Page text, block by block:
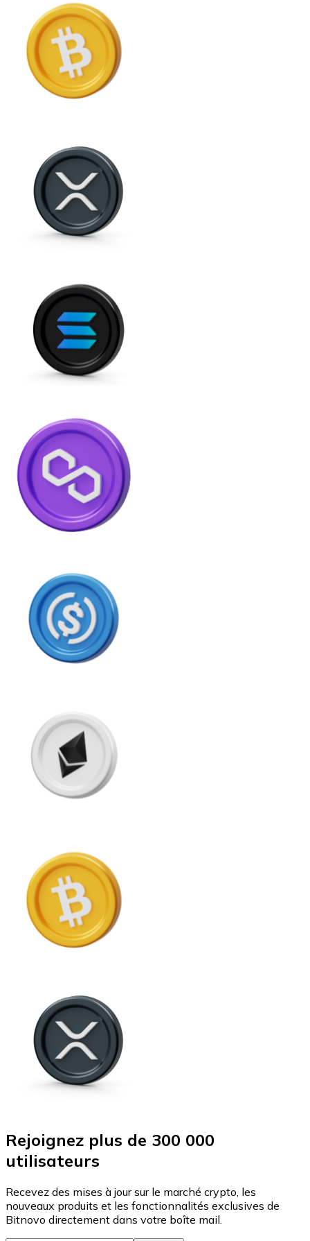
Rejoignez plus de 300 000
utilisateurs
Recevez des mises à jour sur le marché crypto, les
nouveaux produits et les fonctionnalités exclusives de
Bitnovo directement dans votre boîte mail.